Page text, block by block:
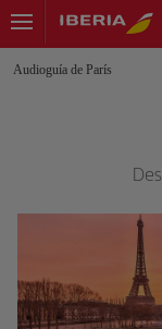
Audioguía de París